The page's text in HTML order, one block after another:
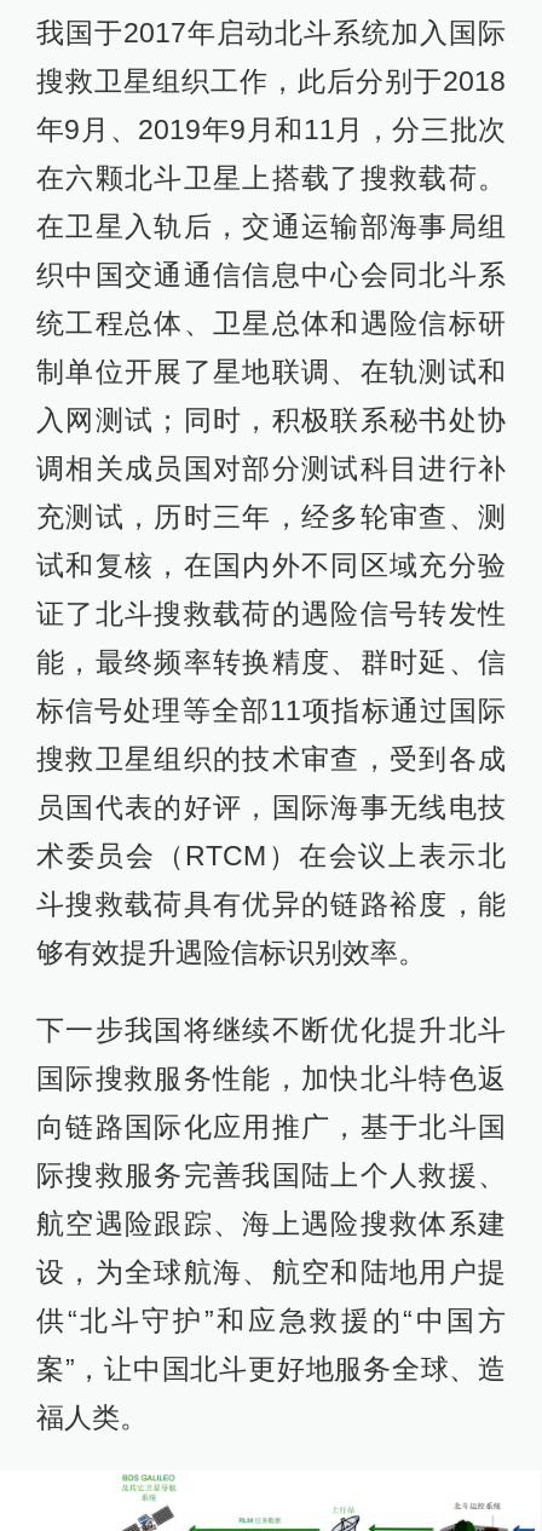
我国于2017年启动北斗系统加入国际
搜救卫星组织工作，此后分别于2018
年9月、2019年9月和11月，分三批次
在六颗北斗卫星上搭载了搜救载荷。
在卫星入轨后，交通运输部海事局组
织中国交通通信信息中心会同北斗系
统工程总体、卫星总体和遇险信标研
制单位开展了星地联调、在轨测试和
入网测试；同时，积极联系秘书处协
调相关成员国对部分测试科目进行补
充测试，历时三年，经多轮审查、测
试和复核，在国内外不同区域充分验
证了北斗搜救载荷的遇险信号转发性
能，最终频率转换精度、群时延、信
标信号处理等全部11项指标通过国际
搜救卫星组织的技术审查，受到各成
员国代表的好评，国际海事无线电技
术委员会（RTCM）在会议上表示北
斗搜救载荷具有优异的链路裕度，能
够有效提升遇险信标识别效率。
下一步我国将继续不断优化提升北斗
国际搜救服务性能，加快北斗特色返
向链路国际化应用推广，基于北斗国
际搜救服务完善我国陆上个人救援、
航空遇险跟踪、海上遇险搜救体系建
设，为全球航海、航空和陆地用户提
供“北斗守护”和应急救援的“中国方
案”，让中国北斗更好地服务全球、造
福人类。